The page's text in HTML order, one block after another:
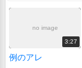
no image
3:27
例のアレ